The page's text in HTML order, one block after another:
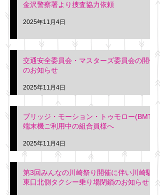
金沢警察署より捜査協力依頼
2025年11月4日
交通安全委員会・マスターズ委員会の開催
のお知らせ
2025年11月4日
ブリッジ・モーション・トゥモロー(BMT)
端末機ご利用中の組合員様へ
2025年11月4日
第3回みんなの川崎祭り開催に伴い川崎駅
東口北側タクシー乗り場閉鎖のお知らせ